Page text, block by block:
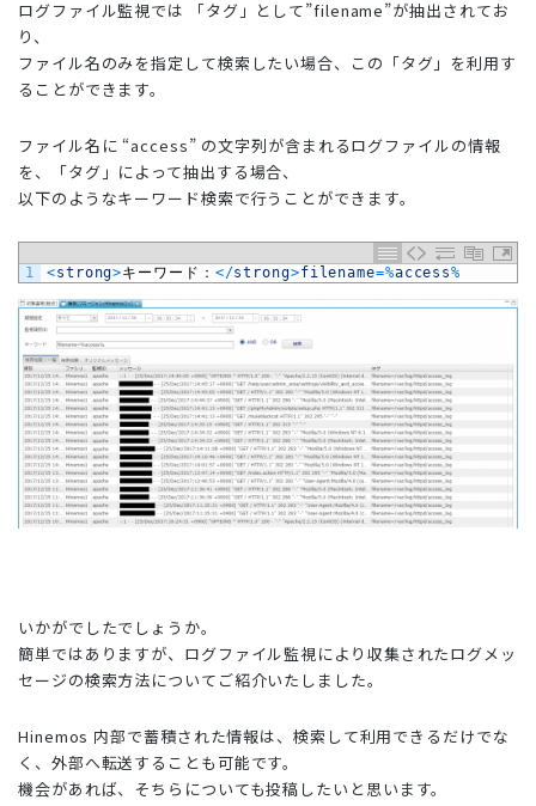
ログファイル監視では 「タグ」として”filename”が抽出されてお
り、
ファイル名のみを指定して検索したい場合、この「タグ」を利用す
ることができます。
ファイル名に “access” の文字列が含まれるログファイルの情報
を、「タグ」によって抽出する場合、
以下のようなキーワード検索で行うことができます。
1 <strong>キーワード： </strong>filename=%access%
いかがでしたでしょうか。
簡単ではありますが、ログファイル監視により収集されたログメッ
セージの検索方法についてご紹介いたしました。
Hinemos 内部で蓄積された情報は、検索して利用できるだけでな
く、外部へ転送することも可能です。
機会があれば、そちらについても投稿したいと思います。